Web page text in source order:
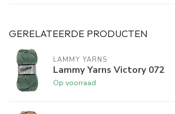
GERELATEERDE PRODUCTEN
LAMMY YARNS
Lammy Yarns Victory 072
Op voorraad